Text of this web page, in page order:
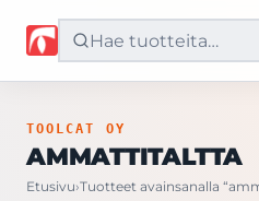
Etusivu
TOOLCAT OY
AMMATTITALTTA
Etusivu›Tuotteet avainsanalla